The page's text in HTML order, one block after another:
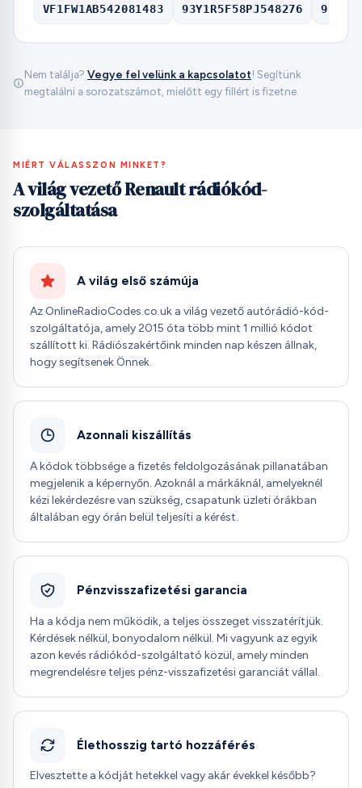
VF1FW1AB542081483 93Y1R5F58PJ548276
Nem találja? Vegye fel velünk a kapcsolatot! Segítünk
megtalálni a sorozatszámot, mielőtt egy fillért is fizetne.
MIÉRT VÁLASSZON MINKET?
A világ vezető Renault rádiókód-
szolgáltatása
A világ első számúja
Az OnlineRadioCodes.co.uk a világ vezető autórádió-kód-
szolgáltatója, amely 2015 óta több mint 1 millió kódot
szállított ki. Rádiószakértőink minden nap készen állnak,
hogy segítsenek Önnek.
Azonnali kiszállítás
A kódok többsége a fizetés feldolgozásának pillanatában
megjelenik a képernyőn. Azoknál a márkáknál, amelyeknél
kézi lekérdezésre van szükség, csapatunk üzleti órákban
általában egy órán belül teljesíti a kérést.
Pénzvisszafizetési garancia
Ha a kódja nem működik, a teljes összeget visszatérítjük.
Kérdések nélkül, bonyodalom nélkül. Mi vagyunk az egyik
azon kevés rádiókód-szolgáltató közül, amely minden
megrendelésre teljes pénz-visszafizetési garanciát vállal.
Élethosszig tartó hozzáférés
Elvesztette a kódját hetekkel vagy akár évekkel később?